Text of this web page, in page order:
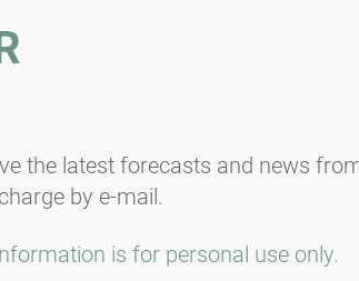
the latest forecasts and news
by e-mail.
is for personal use only.